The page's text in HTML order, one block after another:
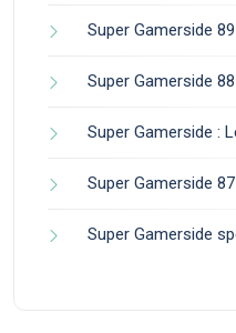
Super Gamerside
Super Gamerside
Super Gamerside :
Super Gamerside
Super Gamerside